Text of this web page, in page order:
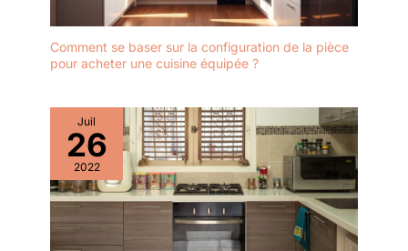
Comment se baser sur la configuration de la pièce
pour acheter une cuisine équipée ?
Juil
26
2022